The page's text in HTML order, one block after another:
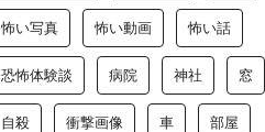
怖い写真 怖い動画 怖い話
恐怖体験談 病院 神社 窓
自殺 衝撃画像 車 部屋